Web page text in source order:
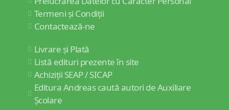
Termeni și Condiții
Contactează-ne
Livrare și Plată
Listă edituri prezente în site
Achiziții SEAP / SICAP
Editura Andreas caută autori de Auxiliare
Școlare